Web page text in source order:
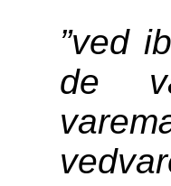
”ved
de